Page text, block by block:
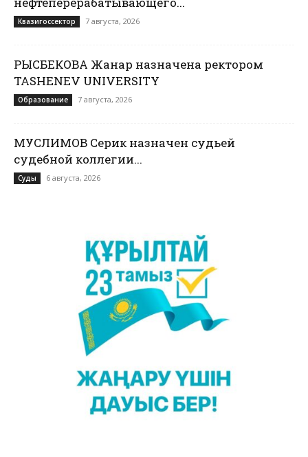
Квазигоссектор 7 августа, 2026
РЫСБЕКОВА Жанар назначена ректором
TASHENEV UNIVERSITY
Образование 7 августа, 2026
МУСЛИМОВ Серик назначен судьей
судебной коллегии...
Суды 6 августа, 2026